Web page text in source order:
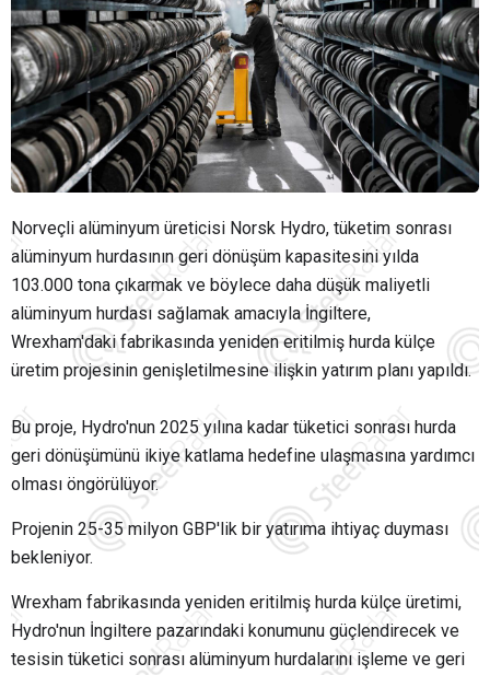
Norveçli alüminyum üreticisi Norsk Hydro, tüketim sonrası
alüminyum hurdasının geri dönüşüm kapasitesini yılda
103.000 tona çıkarmak ve böylece daha düşük maliyetli
alüminyum hurdası sağlamak amacıyla İngiltere,
Wrexham'daki fabrikasında yeniden eritilmiş hurda külçe
üretim projesinin genişletilmesine ilişkin yatırım planı yapıldı.
Bu proje, Hydro'nun 2025 yılına kadar tüketici sonrası hurda
geri dönüşümünü ikiye katlama hedefine ulaşmasına yardımcı
olması öngörülüyor.
Projenin 25-35 milyon GBP'lik bir yatırıma ihtiyaç duyması
bekleniyor.
Wrexham fabrikasında yeniden eritilmiş hurda külçe üretimi,
Hydro'nun İngiltere pazarındaki konumunu güçlendirecek ve
tesisin tüketici sonrası alüminyum hurdalarını işleme ve geri